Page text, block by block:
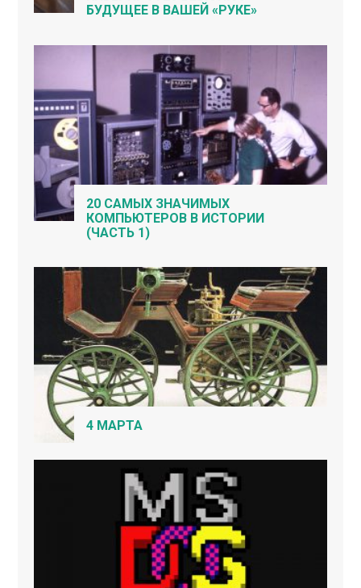
БУДУЩЕЕ В ВАШЕЙ «РУКЕ»
20 САМЫХ ЗНАЧИМЫХ
КОМПЬЮТЕРОВ В ИСТОРИИ
(ЧАСТЬ 1)
4 МАРТА